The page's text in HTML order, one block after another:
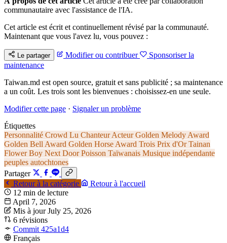
communautaire avec l'assistance de l'IA.
Cet article est écrit et continuellement révisé par la communauté.
Maintenant que vous l'avez lu, vous pouvez :
Le partager Modifier ou contribuer
Sponsoriser la
maintenance
Taiwan.md est open source, gratuit et sans publicité ; sa maintenance
a un coût. Les trois sont les bienvenues : choisissez-en une seule.
Modifier cette page · Signaler un problème
Étiquettes
Personnalité Crowd Lu ChanteurActeurGolden Melody Award
Golden Bell Award Golden Horse Award Trois Prix d'OrTainan
Flower Boy Next DoorPoisson Taïwanais Musique indépendante
peuples autochtones
Partager
Retour à la catégorie
Retour à l'accueil
12 min de lecture
April 7, 2026
Mis à jour July 25, 2026
6 révisions
Commit 425a1d4
Français